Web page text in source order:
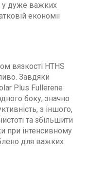
у дуже важких
економії
вязкості HTHS
Завдяки
Plus Fullerene
боку, значно
з іншого,
та збільшити
при інтенсивному
для важких